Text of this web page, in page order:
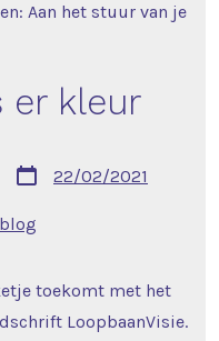
Aan het stuur van je
er kleur
Post
date
22/02/2021
blog
toekomt met het
LoopbaanVisie.